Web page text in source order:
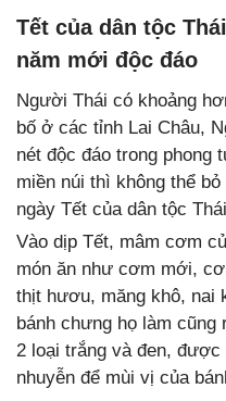
Tết của dân tộc
năm mới độc đáo
Người Thái có khoảng
bố ở các tỉnh Lai Châu,
nét độc đáo trong phong
miền núi thì không thể
ngày Tết của dân tộc
Vào dịp Tết, mâm cơm
món ăn như cơm mới,
thịt hươu, măng khô, nai
bánh chưng họ làm
2 loại trắng và đen,
nhuyễn để mùi vị của